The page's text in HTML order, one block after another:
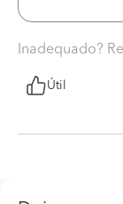
Inadequado?
Útil